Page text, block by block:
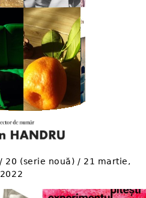
20 (serie nouă) / 21 martie,
2022